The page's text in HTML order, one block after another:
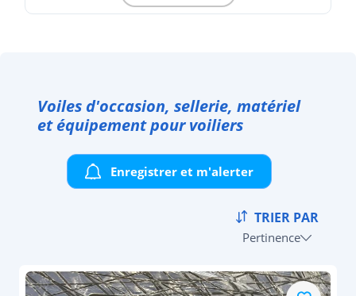
Voiles d'occasion, sellerie, matériel
et équipement pour voiliers
Enregistrer et m'alerter
TRIER PAR
Pertinence